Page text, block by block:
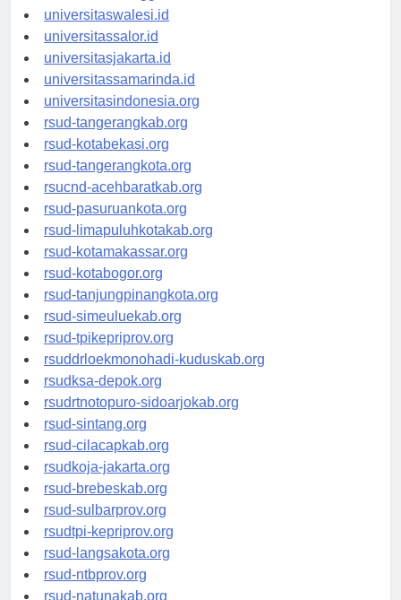
universitaswanggar.id
universitaswalesi.id
universitassalor.id
universitasjakarta.id
universitassamarinda.id
universitasindonesia.org
rsud-tangerangkab.org
rsud-kotabekasi.org
rsud-tangerangkota.org
rsucnd-acehbaratkab.org
rsud-pasuruankota.org
rsud-limapuluhkotakab.org
rsud-kotamakassar.org
rsud-kotabogor.org
rsud-tanjungpinangkota.org
rsud-simeuluekab.org
rsud-tpikepriprov.org
rsuddrloekmonohadi-kuduskab.org
rsudksa-depok.org
rsudrtnotopuro-sidoarjokab.org
rsud-sintang.org
rsud-cilacapkab.org
rsudkoja-jakarta.org
rsud-brebeskab.org
rsud-sulbarprov.org
rsudtpi-kepriprov.org
rsud-langsakota.org
rsud-ntbprov.org